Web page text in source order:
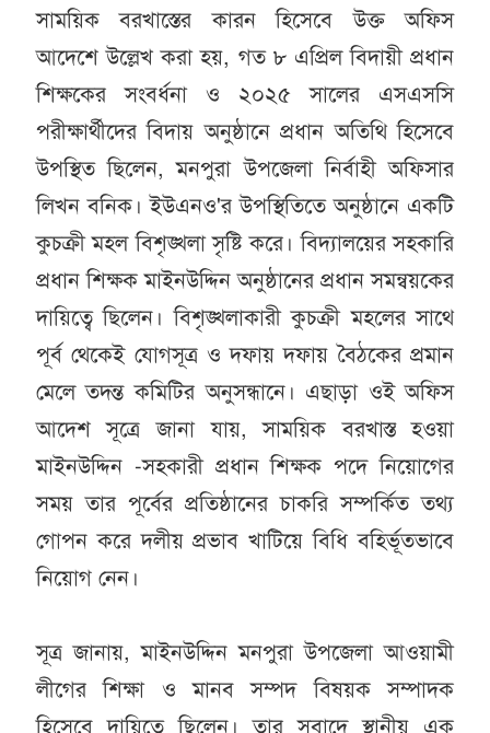
সাময়িক বরখাস্তের কারন হিসেবে উক্ত অফিস
আদেশে উল্লেখ করা হয়, গত ৮ এপ্রিল বিদায়ী প্রধান
শিক্ষকের সংবর্ধনা ও ২০২৫ সালের এসএসসি
পরীক্ষার্থীদের বিদায় অনুষ্ঠানে প্রধান অতিথি হিসেবে
উপস্থিত ছিলেন, মনপুরা উপজেলা নির্বাহী অফিসার
লিখন বনিক। ইউএনও'র উপস্থিতিতে অনুষ্ঠানে একটি
কুচক্রী মহল বিশৃঙ্খলা সৃষ্টি করে। বিদ্যালয়ের সহকারি
প্রধান শিক্ষক মাইনউদ্দিন অনুষ্ঠানের প্রধান সমন্বয়কের
দায়িত্বে ছিলেন। বিশৃঙ্খলাকারী কুচক্রী মহলের সাথে
পূর্ব থেকেই যোগসূত্র ও দফায় দফায় বৈঠকের প্রমান
মেলে তদন্ত কমিটির অনুসন্ধানে। এছাড়া ওই অফিস
আদেশ সূত্রে জানা যায়, সাময়িক বরখাস্ত হওয়া
মাইনউদ্দিন -সহকারী প্রধান শিক্ষক পদে নিয়োগের
সময় তার পূর্বের প্রতিষ্ঠানের চাকরি সম্পর্কিত তথ্য
গোপন করে দলীয় প্রভাব খাটিয়ে বিধি বহির্ভূতভাবে
নিয়োগ নেন।
সূত্র জানায়, মাইনউদ্দিন মনপুরা উপজেলা আওয়ামী
লীগের শিক্ষা ও মানব সম্পদ বিষয়ক সম্পাদক
হিসেবে দায়িত্বে ছিলেন। তার সুবাদে স্থানীয় এক